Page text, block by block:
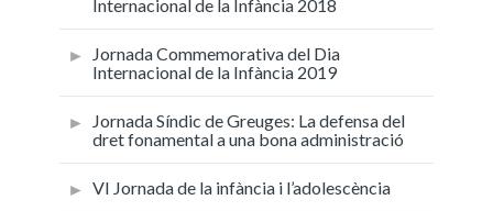
Internacional de la Infància 2018
Jornada Commemorativa del Dia
Internacional de la Infància 2019
Jornada Síndic de Greuges: La defensa del
dret fonamental a una bona administració
VI Jornada de la infància i l’adolescència